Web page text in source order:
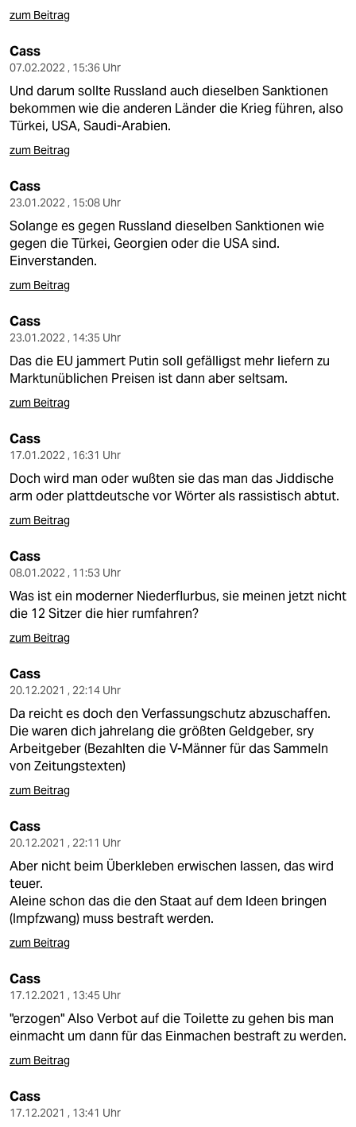
zum Beitrag
Cass
07.02.2022 , 15:36 Uhr
Und darum sollte Russland auch dieselben Sanktionen
bekommen wie die anderen Länder die Krieg führen, also
Türkei, USA, Saudi-Arabien.
zum Beitrag
Cass
23.01.2022 , 15:08 Uhr
Solange es gegen Russland dieselben Sanktionen wie
gegen die Türkei, Georgien oder die USA sind.
Einverstanden.
zum Beitrag
Cass
23.01.2022 , 14:35 Uhr
Das die EU jammert Putin soll gefälligst mehr liefern zu
Marktunüblichen Preisen ist dann aber seltsam.
zum Beitrag
Cass
17.01.2022 , 16:31 Uhr
Doch wird man oder wußten sie das man das Jiddische
arm oder plattdeutsche vor Wörter als rassistisch abtut.
zum Beitrag
Cass
08.01.2022 , 11:53 Uhr
Was ist ein moderner Niederflurbus, sie meinen jetzt nicht
die 12 Sitzer die hier rumfahren?
zum Beitrag
Cass
20.12.2021 , 22:14 Uhr
Da reicht es doch den Verfassungschutz abzuschaffen.
Die waren dich jahrelang die größten Geldgeber, sry
Arbeitgeber (Bezahlten die V-Männer für das Sammeln
von Zeitungstexten)
zum Beitrag
Cass
20.12.2021 , 22:11 Uhr
Aber nicht beim Überkleben erwischen lassen, das wird
teuer.
Aleine schon das die den Staat auf dem Ideen bringen
(Impfzwang) muss bestraft werden.
zum Beitrag
Cass
17.12.2021 , 13:45 Uhr
"erzogen" Also Verbot auf die Toilette zu gehen bis man
einmacht um dann für das Einmachen bestraft zu werden.
zum Beitrag
Cass
17.12.2021 , 13:41 Uhr